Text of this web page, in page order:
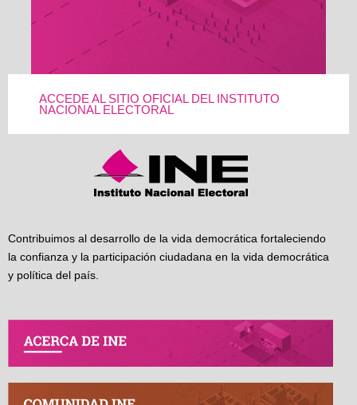
ACCEDE AL SITIO OFICIAL DEL INSTITUTO
NACIONAL ELECTORAL
Contribuimos al desarrollo de la vida democrática fortaleciendo
la confianza y la participación ciudadana en la vida democrática
y política del país.